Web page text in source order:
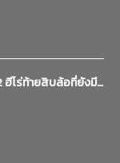
ฮีโร่ท้ายสิบล้อที่ยังมี…